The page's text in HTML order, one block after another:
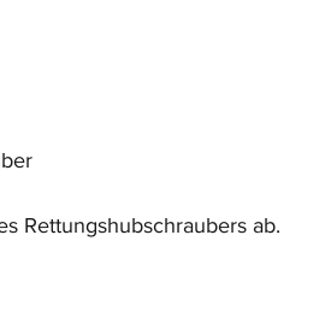
Rettungshubschraubers ab.